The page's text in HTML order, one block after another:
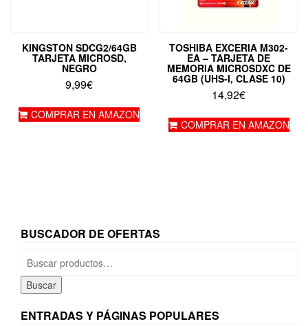
KINGSTON SDCG2/64GB
TARJETA MICROSD,
NEGRO
9,99€
COMPRAR EN AMAZON
TOSHIBA EXCERIA M302-
EA – TARJETA DE
MEMORIA MICROSDXC DE
64GB (UHS-I, CLASE 10)
14,92€
COMPRAR EN AMAZON
BUSCADOR DE OFERTAS
Buscar
por:
Buscar
ENTRADAS Y PÁGINAS POPULARES